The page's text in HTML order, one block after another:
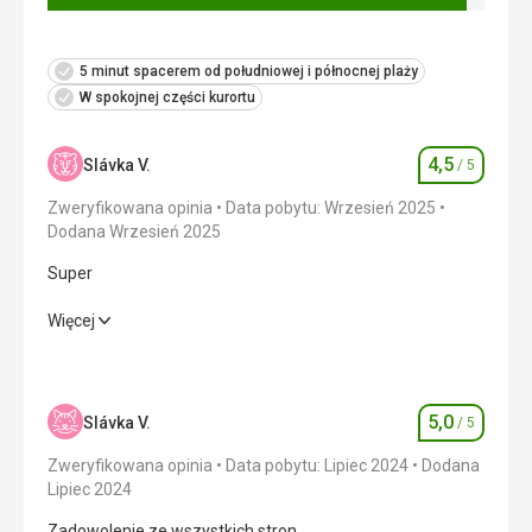
5 minut spacerem od południowej i północnej plaży
W spokojnej części kurortu
Slávka V. Ocena
4,5 / 5
Zweryfikowana opinia
Data pobytu: Wrzesień 2025
Dodana Wrzesień 2025
Super
Super
Zakwaterowanie 4,0/ 5
Okolica 4,0/ 5
Więcej
Slávka V. Ocena
5,0 / 5
Zweryfikowana opinia Data pobytu: Lipiec 2024
Dodana
Lipiec 2024